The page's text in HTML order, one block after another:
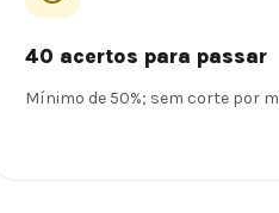
40 acertos para passar
Mínimo de 50%; sem corte por